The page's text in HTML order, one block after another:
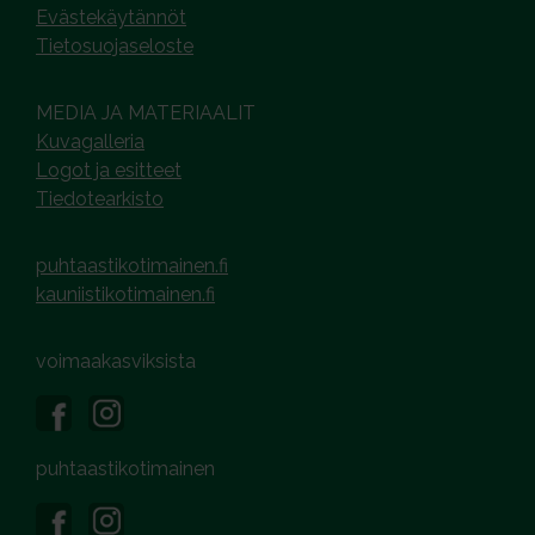
Evästekäytännöt
Tietosuojaseloste
MEDIA JA MATERIAALIT
Kuvagalleria
Logot ja esitteet
Tiedotearkisto
puhtaastikotimainen.fi
kauniistikotimainen.fi
voimaakasviksista
puhtaastikotimainen